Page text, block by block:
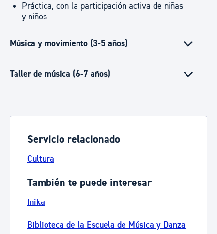
Práctica, con la participación activa de niñas
y niños
Música y movimiento (3-5 años)
Taller de música (6-7 años)
Servicio relacionado
Cultura
También te puede interesar
Inika
Biblioteca de la Escuela de Música y Danza